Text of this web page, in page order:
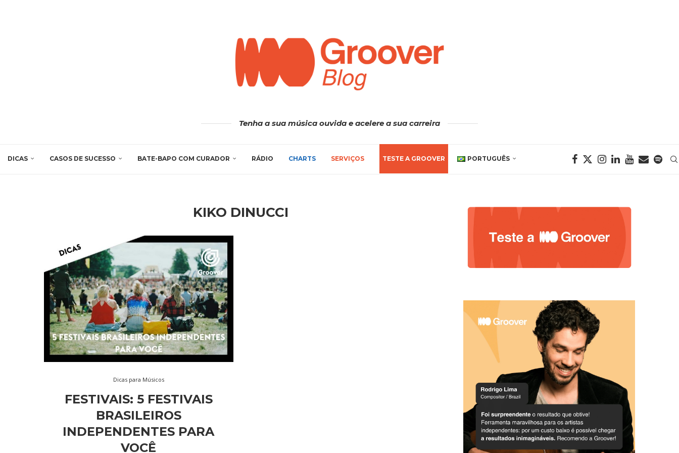
Tenha a sua música ouvida e acelere a sua carreira
DICAS CASOS DE SUCESSO BATE-BAPO COM CURADOR RÁDIO CHARTS SERVIÇOS TESTE A GROOVER PORTUGUÊS
KIKO DINUCCI
Dicas para Músicos
FESTIVAIS: 5 FESTIVAIS
BRASILEIROS
INDEPENDENTES PARA
VOCÊ